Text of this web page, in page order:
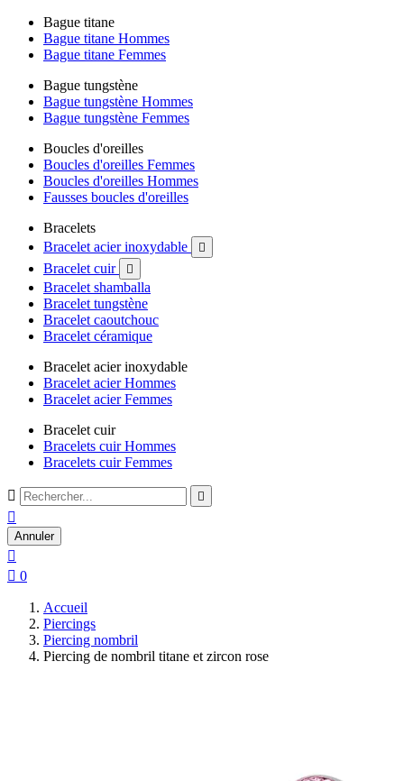
Bague titane
Bague titane Hommes
Bague titane Femmes
Bague tungstène
Bague tungstène Hommes
Bague tungstène Femmes
Boucles d'oreilles
Boucles d'oreilles Femmes
Boucles d'oreilles Hommes
Fausses boucles d'oreilles
Bracelets
Bracelet acier inoxydable

Bracelet cuir 
Bracelet shamballa
Bracelet tungstène
Bracelet caoutchouc
Bracelet céramique
Bracelet acier inoxydable
Bracelet acier Hommes
Bracelet acier Femmes
Bracelet cuir
Bracelets cuir Hommes
Bracelets cuir Femmes
 

Annuler

 0
Accueil
Piercings
Piercing nombril
Piercing de nombril titane et zircon rose